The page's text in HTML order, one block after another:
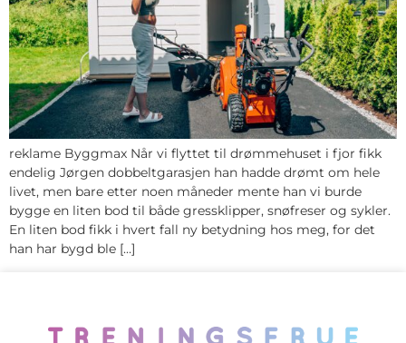
reklame Byggmax Når vi flyttet til drømmehuset i fjor fikk
endelig Jørgen dobbeltgarasjen han hadde drømt om hele
livet, men bare etter noen måneder mente han vi burde
bygge en liten bod til både gressklipper, snøfreser og sykler.
En liten bod fikk i hvert fall ny betydning hos meg, for det
han har bygd ble […]